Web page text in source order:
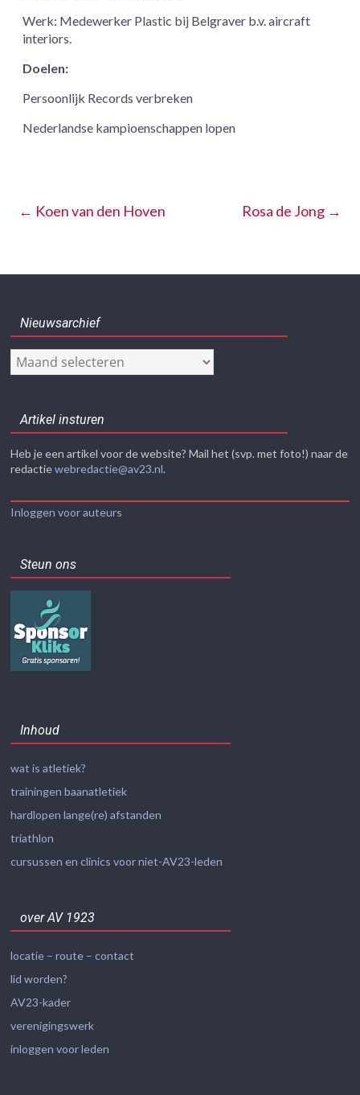
Werk: Medewerker Plastic bij Belgraver b.v. aircraft
interiors.
Doelen:
Persoonlijk Records verbreken
Nederlandse kampioenschappen lopen
← Koen van den Hoven Rosa de Jong →
Nieuwsarchief
Nieuwsarchief
Artikel insturen
Heb je een artikel voor de website? Mail het (svp. met foto!) naar de
redactiewebredactie@av23.nl.
Inloggen voor auteurs
Steun ons
Inhoud
wat is atletiek?
trainingen baanatletiek
hardlopen lange(re) afstanden
triathlon
cursussen en clinics voor niet-AV23-leden
over AV 1923
locatie – route – contact
lid worden?
AV23-kader
verenigingswerk
inloggen voor leden